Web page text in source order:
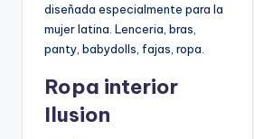
diseñada especialmente para la
mujer latina. Lenceria, bras,
panty, babydolls, fajas, ropa.
Ropa interior
Ilusion